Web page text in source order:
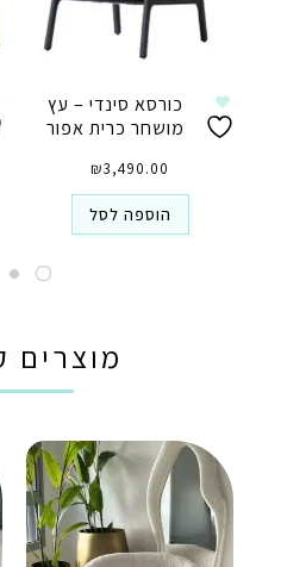
כורסא סינדי – עץ
מושחר כרית אפור
₪3,490.00
הוספה לסל
מוצרים